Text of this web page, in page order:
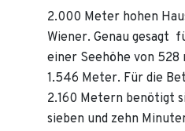
2.000 Meter hohen
Wiener. Genau gesagt
einer Seehöhe von 528
1.546 Meter. Für die
2.160 Metern benötigt
sieben und zehn